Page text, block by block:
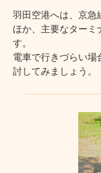
羽田空港へは、京急
ほか、主要なターミ
す。
電車で行きづらい場
討してみましょう。